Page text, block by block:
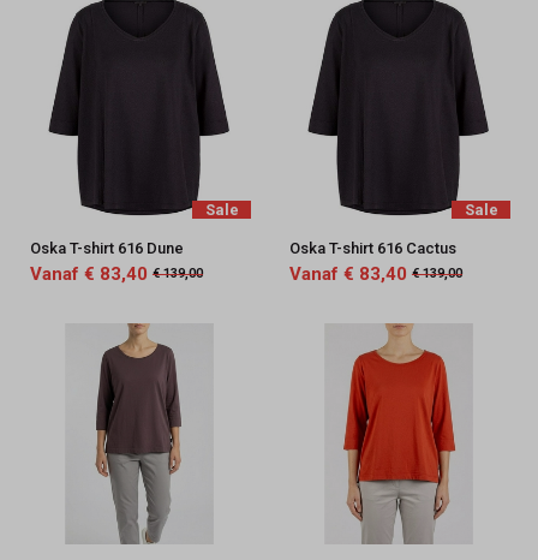
Sale
Oska T-shirt 616 Dune
Vanaf € 83,40 € 139,00
Sale
Oska T-shirt 616 Cactus
Vanaf € 83,40 € 139,00